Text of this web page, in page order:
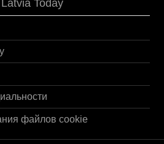
Today
файлов cookie